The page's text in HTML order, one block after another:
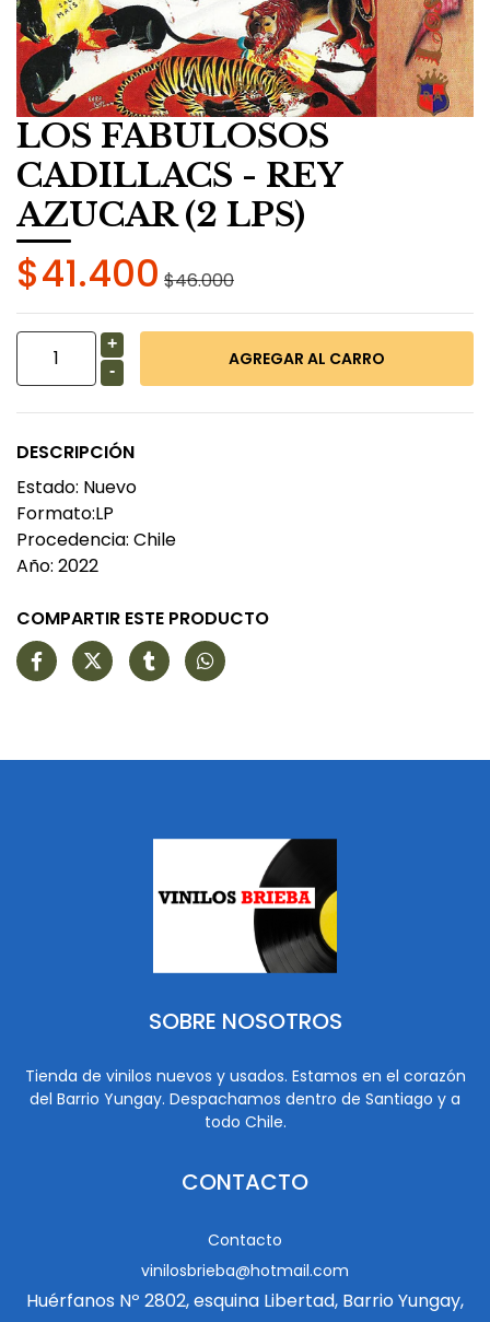
LOS FABULOSOS
CADILLACS - REY
AZUCAR (2 LPS)
$41.400 $46.000
+
-
DESCRIPCIÓN
Estado: Nuevo
Formato:LP
Procedencia: Chile
Año: 2022
COMPARTIR ESTE PRODUCTO
SOBRE NOSOTROS
Tienda de vinilos nuevos y usados. Estamos en el corazón
del Barrio Yungay. Despachamos dentro de Santiago y a
todo Chile.
CONTACTO
Contacto
vinilosbrieba@hotmail.com
Huérfanos Nº 2802, esquina Libertad, Barrio Yungay,